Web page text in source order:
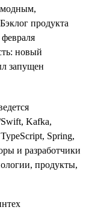
модным,
продукта
новый
запущен
Swift, Kafka,
Spring,
и разработчики
продукты,